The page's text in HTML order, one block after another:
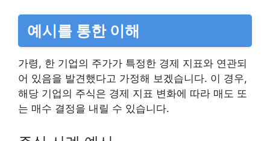
예시를 통한 이해
가령, 한 기업의 주가가 특정한 경제 지표와 연관되
어 있음을 발견했다고 가정해 보겠습니다. 이 경우,
해당 기업의 주식은 경제 지표 변화에 따라 매도 또
는 매수 결정을 내릴 수 있습니다.